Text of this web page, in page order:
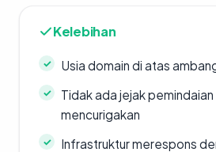
Kelebihan
Usia domain di atas
Tidak ada jejak
mencurigakan
Infrastruktur merespons